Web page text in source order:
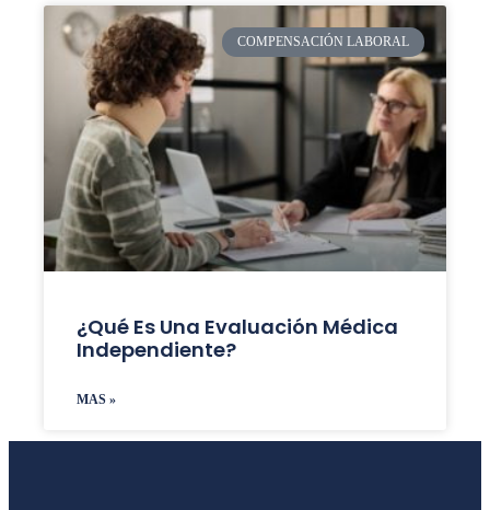
COMPENSACIÓN LABORAL
¿Qué Es Una Evaluación Médica
Independiente?
MAS »